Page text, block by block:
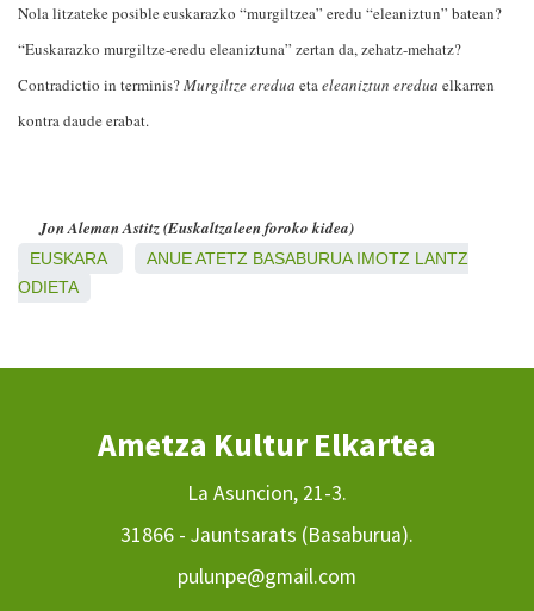
Nola litzateke posible euskarazko “murgiltzea” eredu “eleaniztun” batean?
“Euskarazko murgiltze-eredu eleaniztuna” zertan da, zehatz-mehatz?
Contradictio in terminis?Murgiltze eredua etaeleaniztun eredua elkarren
kontra daude erabat.
Jon Aleman Astitz(Euskaltzaleen foroko kidea)
EUSKARA ANUEATETZ BASABURUA IMOTZ LANTZ
ODIETA
Ametza Kultur Elkartea
La Asuncion, 21-3.
31866 - Jauntsarats (Basaburua).
pulunpe@gmail.com